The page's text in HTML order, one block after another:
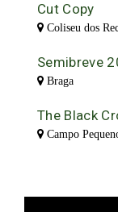
Cut Copy
Coliseu dos
Semibreve
Braga
The Black
Campo